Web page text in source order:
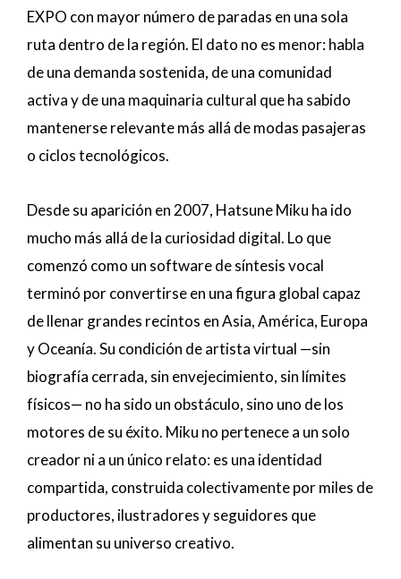
EXPO con mayor número de paradas en una sola
ruta dentro de la región. El dato no es menor: habla
de una demanda sostenida, de una comunidad
activa y de una maquinaria cultural que ha sabido
mantenerse relevante más allá de modas pasajeras
o ciclos tecnológicos.
Desde su aparición en 2007, Hatsune Miku ha ido
mucho más allá de la curiosidad digital. Lo que
comenzó como un software de síntesis vocal
terminó por convertirse en una figura global capaz
de llenar grandes recintos en Asia, América, Europa
y Oceanía. Su condición de artista virtual —sin
biografía cerrada, sin envejecimiento, sin límites
físicos— no ha sido un obstáculo, sino uno de los
motores de su éxito. Miku no pertenece a un solo
creador ni a un único relato: es una identidad
compartida, construida colectivamente por miles de
productores, ilustradores y seguidores que
alimentan su universo creativo.